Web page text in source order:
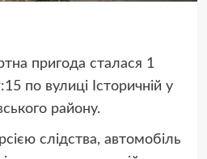
пригода сталася 1
по вулиці Історичній у
району.
слідства, автомобіль